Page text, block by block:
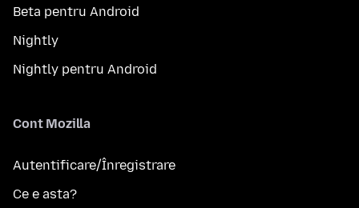
Beta pentru Android
Nightly
Nightly pentru Android
Cont Mozilla
Autentificare/Înregistrare
Ce e asta?